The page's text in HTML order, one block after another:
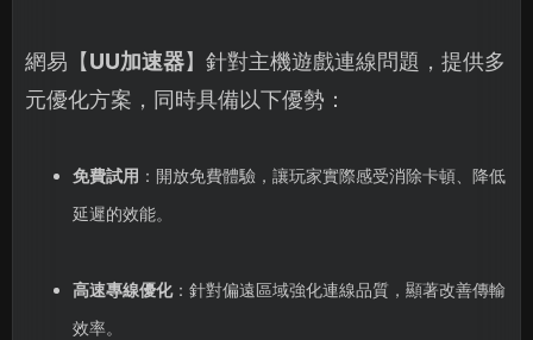
網易【UU加速器】針對主機遊戲連線問題，提供多
元優化方案，同時具備以下優勢：
免費試用 ：開放免費體驗，讓玩家實際感受消除卡頓、降低
延遲的效能。
高速專線優化：針對偏遠區域強化連線品質，顯著改善傳輸
效率。